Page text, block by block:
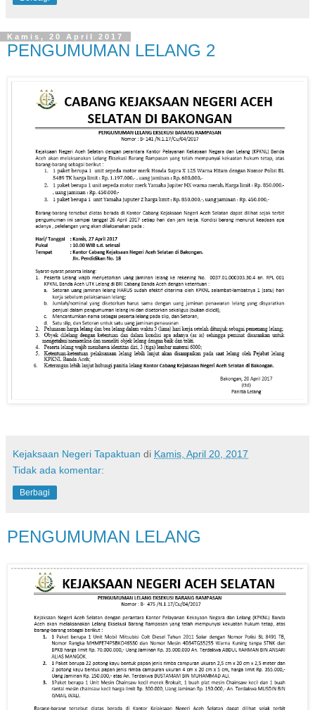
Kamis, 20 April 2017
PENGUMUMAN LELANG 2
Kejaksaan Negeri Tapaktuan di Kamis, April 20, 2017
Tidak ada komentar:
Berbagi
PENGUMUMAN LELANG